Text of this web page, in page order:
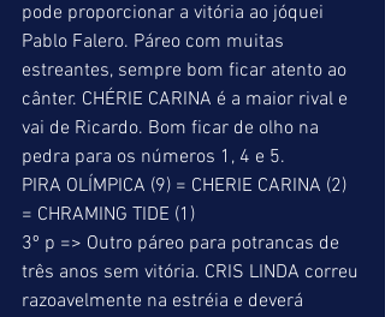
pode proporcionar a vitória ao jóquei
Pablo Falero. Páreo com muitas
estreantes, sempre bom ficar atento ao
cânter. CHÉRIE CARINA é a maior rival e
vai de Ricardo. Bom ficar de olho na
pedra para os números 1, 4 e 5.
PIRA OLÍMPICA (9) = CHERIE CARINA (2)
= CHRAMING TIDE (1)
3º p => Outro páreo para potrancas de
três anos sem vitória. CRIS LINDA correu
razoavelmente na estréia e deverá